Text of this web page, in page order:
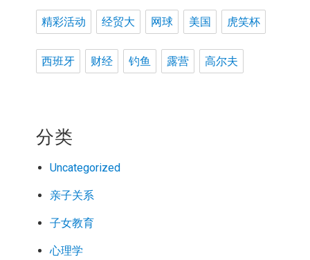
精彩活动 经贸大 网球 美国 虎笑杯
西班牙 财经 钓鱼 露营 高尔夫
分类
Uncategorized
亲子关系
子女教育
心理学